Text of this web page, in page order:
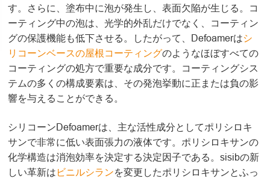
す。さらに、塗布中に泡が発生し、表面欠陥が生じる。コ
ーティング中の泡は、光学的外乱だけでなく、コーティン
グの保護機能も低下させる。したがって、Defoamerはシ
リコーンベースの屋根コーティングのようなほぼすべての
コーティングの処方で重要な成分です。コーティングシス
テムの多くの構成要素は、その発泡挙動に正または負の影
響を与えることができる。
シリコーンDefoamerは、主な活性成分としてポリシロキ
サンで非常に低い表面張力の液体です。ポリシロキサンの
化学構造は消泡効率を決定する決定因子である。sisibの新
しい革新は ビニルシランを変更したポリシロキサンとふっ